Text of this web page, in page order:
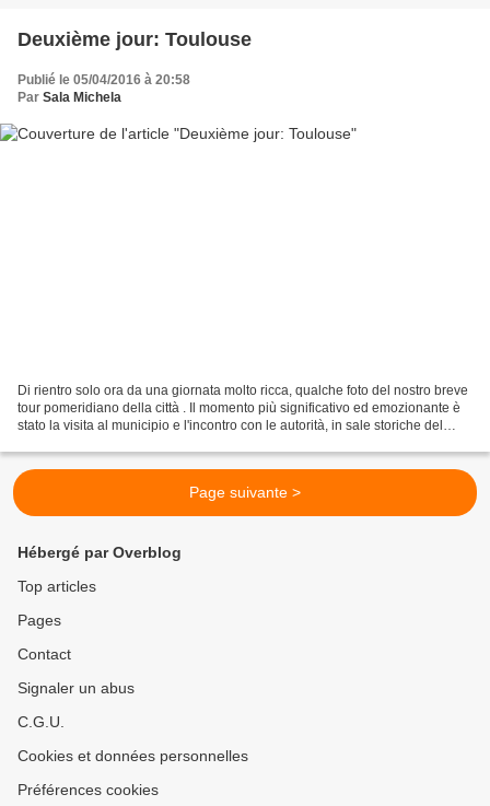
Deuxième jour: Toulouse
Publié le 05/04/2016 à 20:58
Par Sala Michela
Di rientro solo ora da una giornata molto ricca, qualche foto del nostro breve
tour pomeridiano della città . Il momento più significativo ed emozionante è
stato la visita al municipio e l'incontro con le autorità, in sale storiche del
Page suivante >
Hébergé par Overblog
Top articles
Pages
Contact
Signaler un abus
C.G.U.
Cookies et données personnelles
Préférences cookies